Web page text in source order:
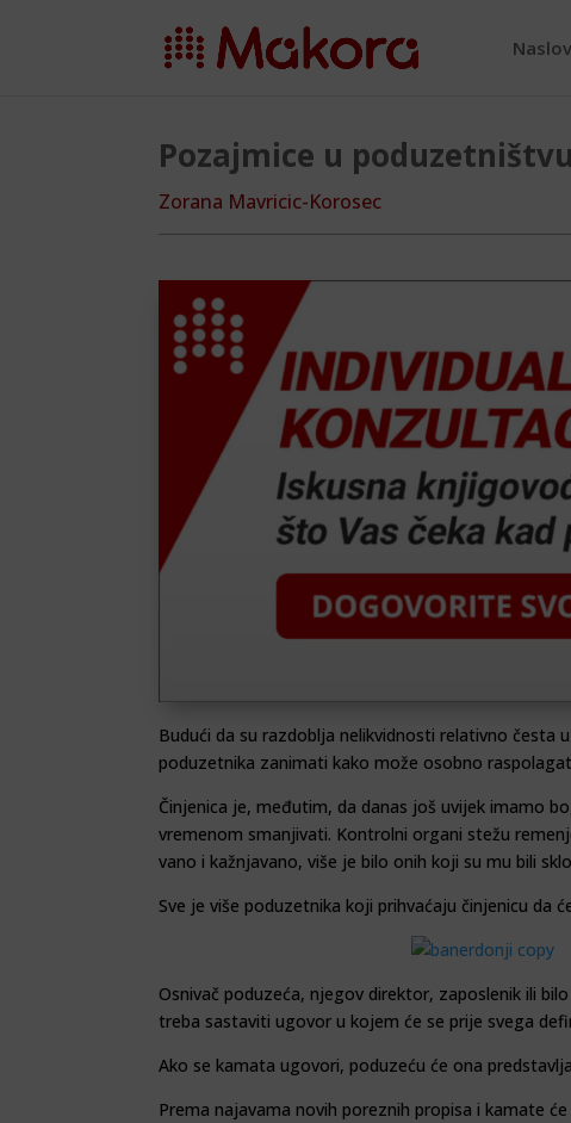
Pozajmice u poduzetništvu
Zorana Mavricic-Korosec
Budući da su razdoblja ne­likvidnosti relativno
poduzetnika zanimati kako može osobno
Činjenica je, međutim, da danas još uvijek imamo
vremenom smanjivati. Kon­trolni organi stežu
va­no i kažnjavano, više je bilo onih koji su mu bili
Sve je više poduzetnika koji prihvaćaju činjenicu da
Osnivač poduzeća, njegov direktor, zaposlenik ili
treba sastaviti ugovor u ko­jem će se prije svega
Ako se kamata ugovori, poduzeću će ona
Prema najavama novih poreznih propisa i kamate